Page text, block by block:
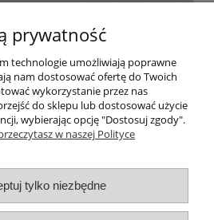
Moje konto
i zwroty
O firmie
prywatność
technologie umożliwiają poprawne
nam dostosować ofertę do Twoich
wykorzystanie przez nas
do sklepu lub dostosować użycie
wybierając opcję "Dostosuj zgody".
w naszej Polityce
tylko niezbędne